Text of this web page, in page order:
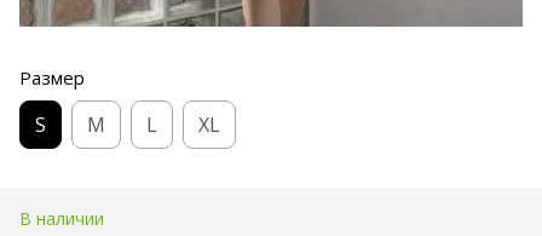
Размер
S M L XL
В наличии